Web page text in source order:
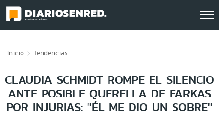
Inicio Tendencias
CLAUDIA SCHMIDT ROMPE EL SILENCIO
ANTE POSIBLE QUERELLA DE FARKAS
POR INJURIAS: ''ÉL ME DIO UN SOBRE''